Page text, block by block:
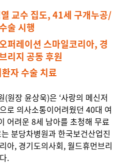
교수 집도, 41세 구개누공/
술 시행
퍼레이션 스마일코리아, 경
리지 공동 후원
자 수술 치료
원장 윤상욱)은 ‘사랑의 메신저
로 의사소통이어려웠던 40대 여
어려운 8세 남아를 초청해 무료
분당차병원과 한국보건산업진
아, 경기도의사회, 월드휴먼브리
.